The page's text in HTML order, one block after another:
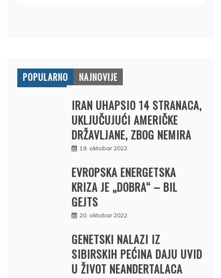
POPULARNO NAJNOVIJE
IRAN UHAPSIO 14 STRANACA,
UKLJUČUJUĆI AMERIČKE
DRŽAVLJANE, ZBOG NEMIRA
19. oktobar 2022.
EVROPSKA ENERGETSKA
KRIZA JE „DOBRA“ – BIL
GEJTS
20. oktobar 2022.
GENETSKI NALAZI IZ
SIBIRSKIH PEĆINA DAJU UVID
U ŽIVOT NEANDERTALACA